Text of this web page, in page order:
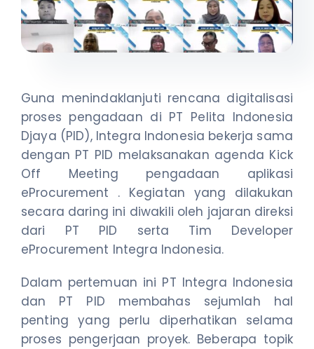
Guna menindaklanjuti rencana digitalisasi
proses pengadaan di PT Pelita Indonesia
Djaya (PID), Integra Indonesia bekerja sama
dengan PT PID melaksanakan agenda Kick
Off Meeting pengadaan aplikasi
eProcurement . Kegiatan yang dilakukan
secara daring ini diwakili oleh jajaran direksi
dari PT PID serta Tim Developer
eProcurement Integra Indonesia.
Dalam pertemuan ini PT Integra Indonesia
dan PT PID membahas sejumlah hal
penting yang perlu diperhatikan selama
proses pengerjaan proyek. Beberapa topik